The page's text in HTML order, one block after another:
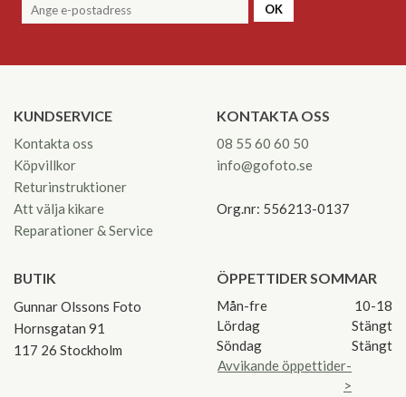
OK
KUNDSERVICE
Kontakta oss
Köpvillkor
Returinstruktioner
Att välja kikare
Reparationer & Service
KONTAKTA OSS
08 55 60 60 50
info@gofoto.se
Org.nr: 556213-0137
BUTIK
Gunnar Olssons Foto
Hornsgatan 91
117 26 Stockholm
ÖPPETTIDER SOMMAR
Mån-fre
10-18
Lördag
Stängt
Söndag
Stängt
Avvikande öppettider-
>